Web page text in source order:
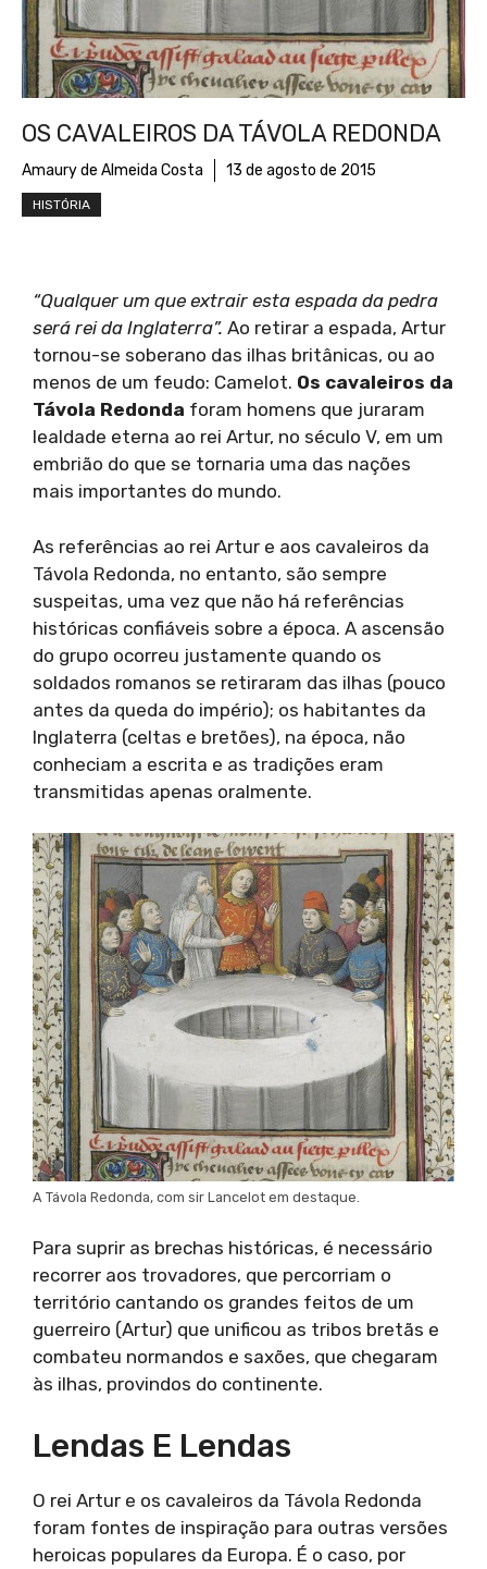
OS CAVALEIROS DA TÁVOLA REDONDA
Amaury de Almeida Costa 13 de agosto de 2015
HISTÓRIA
“Qualquer um que extrair esta espada da pedra
será rei da Inglaterra”. Ao retirar a espada, Artur
tornou-se soberano das ilhas britânicas, ou ao
menos de um feudo: Camelot. Os cavaleiros da
Távola Redonda foram homens que juraram
lealdade eterna ao rei Artur, no século V, em um
embrião do que se tornaria uma das nações
mais importantes do mundo.
As referências ao rei Artur e aos cavaleiros da
Távola Redonda, no entanto, são sempre
suspeitas, uma vez que não há referências
históricas confiáveis sobre a época. A ascensão
do grupo ocorreu justamente quando os
soldados romanos se retiraram das ilhas (pouco
antes da queda do império); os habitantes da
Inglaterra (celtas e bretões), na época, não
conheciam a escrita e as tradições eram
transmitidas apenas oralmente.
A Távola Redonda, com sir Lancelot em destaque.
Para suprir as brechas históricas, é necessário
recorrer aos trovadores, que percorriam o
território cantando os grandes feitos de um
guerreiro (Artur) que unificou as tribos bretãs e
combateu normandos e saxões, que chegaram
às ilhas, provindos do continente.
Lendas E Lendas
O rei Artur e os cavaleiros da Távola Redonda
foram fontes de inspiração para outras versões
heroicas populares da Europa. É o caso, por